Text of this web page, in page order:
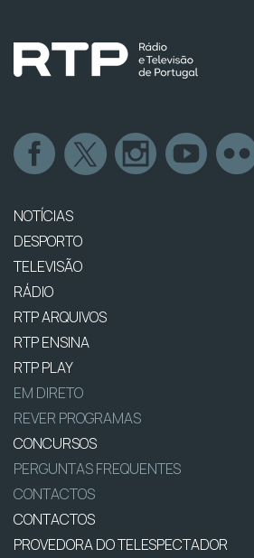
NOTÍCIAS
DESPORTO
TELEVISÃO
RÁDIO
RTP ARQUIVOS
RTP ENSINA
RTP PLAY
EM DIRETO
REVER PROGRAMAS
CONCURSOS
PERGUNTAS FREQUENTES
CONTACTOS
CONTACTOS
PROVEDORA DO TELESPECTADOR